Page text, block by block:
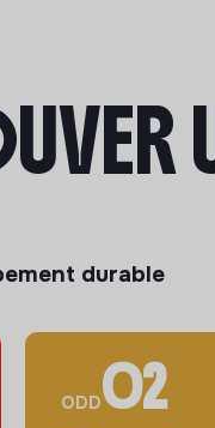
durable
ODD02